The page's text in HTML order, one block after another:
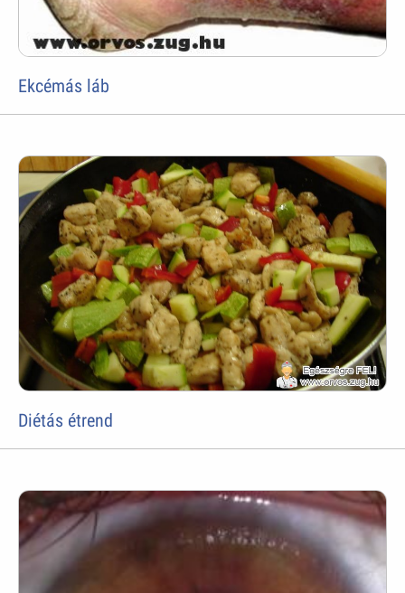
Ekcémás láb
Diétás étrend